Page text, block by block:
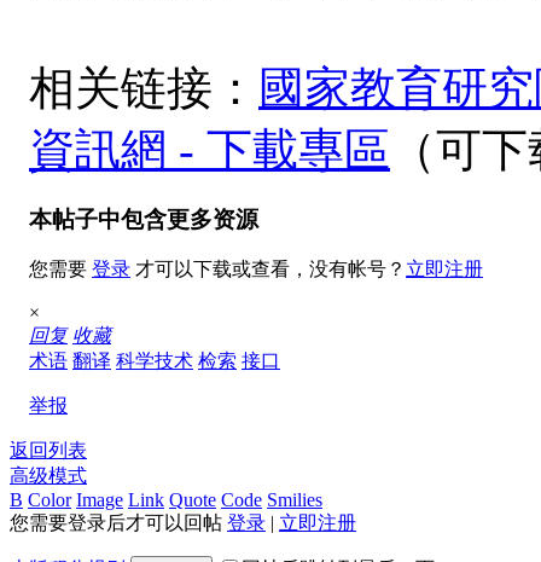
相关链接： 國家教育研
資訊網 - 下載專區 （可
本帖子中包含更多资源
您需要 登录 才可以下载或查看，没有帐号？ 立即注册
×
回复 收藏
术语 翻译 科学技术 检索 接口
举报
返回列表
高级模式
B Color Image Link Quote Code Smilies
您需要登录后才可以回帖 登录 | 立即注册